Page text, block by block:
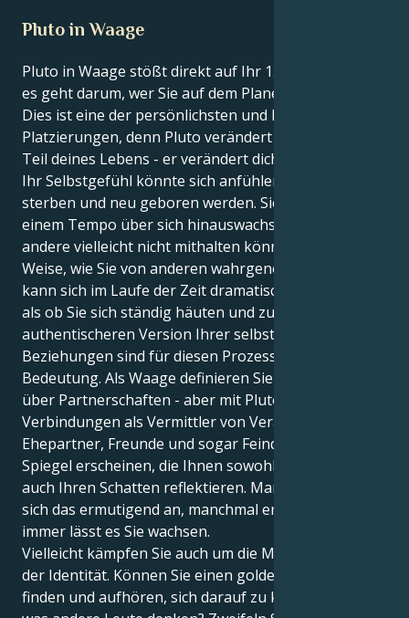
Pluto in Waage
Pluto in Waage stößt direkt auf Ihr 1. Haus, Waage -
es geht darum, wer Sie auf dem Planeten sind, selbst.
Dies ist eine der persönlichsten und kraftvollsten
Platzierungen, denn Pluto verändert nicht nur einen
Teil deines Lebens - er verändert dich.
Ihr Selbstgefühl könnte sich anfühlen, als würde es
sterben und neu geboren werden. Sie werden in
einem Tempo über sich hinauswachsen, mit dem
andere vielleicht nicht mithalten können. Die Art und
Weise, wie Sie von anderen wahrgenommen werden,
kann sich im Laufe der Zeit dramatisch verändern, so
als ob Sie sich ständig häuten und zu einer tieferen,
authentischeren Version Ihrer selbst werden.
Beziehungen sind für diesen Prozess von zentraler
Bedeutung. Als Waage definieren Sie sich natürlich
über Partnerschaften - aber mit Pluto wirken diese
Verbindungen als Vermittler von Veränderungen.
Ehepartner, Freunde und sogar Feinde können wie
Spiegel erscheinen, die Ihnen sowohl Ihr Licht als
auch Ihren Schatten reflektieren. Manchmal fühlt
sich das ermutigend an, manchmal erdrückend - aber
immer lässt es Sie wachsen.
Vielleicht kämpfen Sie auch um die Macht in Fragen
der Identität. Können Sie einen goldenen Mittelweg
finden und aufhören, sich darauf zu konzentrieren,